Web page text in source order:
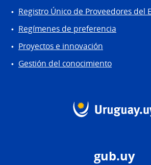
Registro Único de Proveedores del
Regímenes de preferencia
Proyectos e innovación
Gestión del conocimiento
gub.uy